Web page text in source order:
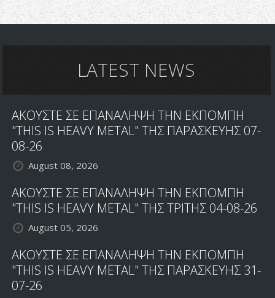
LATEST NEWS
ΑΚΟΥΣΤΕ ΣΕ ΕΠΑΝΑΛΗΨΗ ΤΗΝ ΕΚΠΟΜΠΗ
"THIS IS HEAVY METAL" ΤΗΣ ΠΑΡΑΣΚΕΥΗΣ 07-
08-26
August 08, 2026
ΑΚΟΥΣΤΕ ΣΕ ΕΠΑΝΑΛΗΨΗ ΤΗΝ ΕΚΠΟΜΠΗ
"THIS IS HEAVY METAL" ΤΗΣ ΤΡΙΤΗΣ 04-08-26
August 05, 2026
ΑΚΟΥΣΤΕ ΣΕ ΕΠΑΝΑΛΗΨΗ ΤΗΝ ΕΚΠΟΜΠΗ
"THIS IS HEAVY METAL" ΤΗΣ ΠΑΡΑΣΚΕΥΗΣ 31-
07-26